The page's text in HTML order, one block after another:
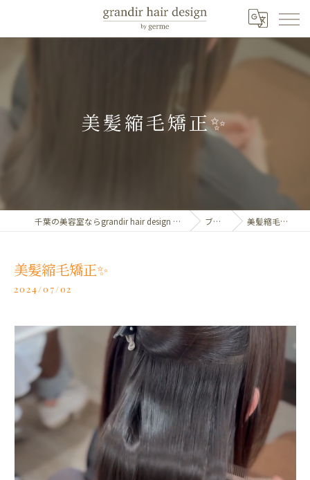
美髪縮毛矯正✨️
千葉の美容室ならgrandir hair design by germe ブログ 美髪縮毛矯正✨️
美髪縮毛矯正✨️
2024/07/02